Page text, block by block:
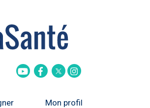
YoutubeFacebook
TwitterInstagram
Mon profil